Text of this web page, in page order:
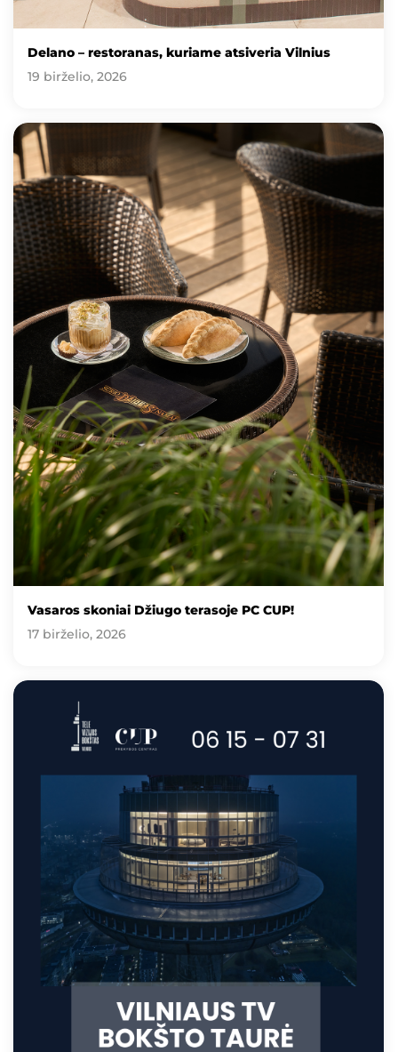
Delano – restoranas, kuriame atsiveria Vilnius
19 birželio, 2026
Vasaros skoniai Džiugo terasoje PC CUP!
17 birželio, 2026